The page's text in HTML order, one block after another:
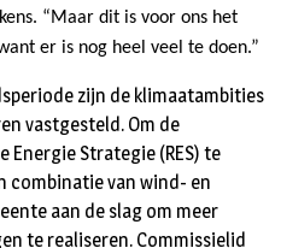
“Maar dit is voor ons het
er is nog heel veel te doen.”
zijn de klimaatambities
vastgesteld. Om de
Energie Strategie (RES) te
combinatie van wind- en
aan de slag om meer
te realiseren. Commissielid